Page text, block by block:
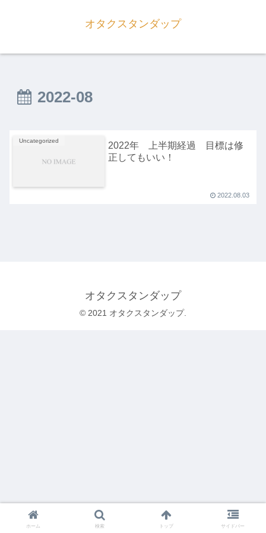
オタクスタンダップ
2022-08
Uncategorized
2022年 上半期経過 目標は修
正してもいい！
2022.08.03
オタクスタンダップ
© 2021 オタクスタンダップ.
ホーム 検索 トップ サイドバー